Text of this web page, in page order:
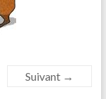
Suivant →